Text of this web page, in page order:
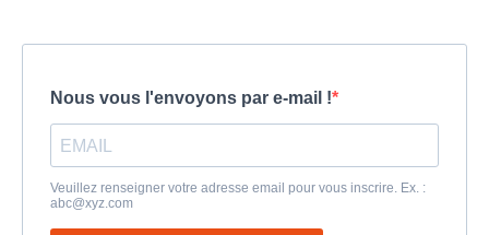
Nous vous l'envoyons par e-mail !
Veuillez renseigner votre adresse email pour vous inscrire. Ex. :
abc@xyz.com